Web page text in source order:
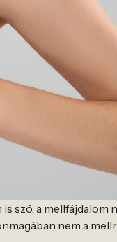
szó, a mellfájdalom
nem a